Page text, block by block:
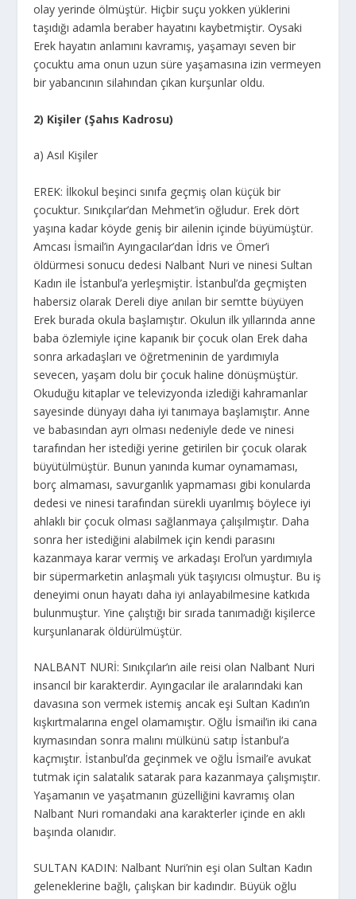
olay yerinde ölmüştür. Hiçbir suçu yokken yüklerini
taşıdığı adamla beraber hayatını kaybetmiştir. Oysaki
Erek hayatın anlamını kavramış, yaşamayı seven bir
çocuktu ama onun uzun süre yaşamasına izin vermeyen
bir yabancının silahından çıkan kurşunlar oldu.
2) Kişiler (Şahıs Kadrosu)
a) Asıl Kişiler
EREK: İlkokul beşinci sınıfa geçmiş olan küçük bir
çocuktur. Sınıkçılar’dan Mehmet’in oğludur. Erek dört
yaşına kadar köyde geniş bir ailenin içinde büyümüştür.
Amcası İsmail’in Ayıngacılar’dan İdris ve Ömer’i
öldürmesi sonucu dedesi Nalbant Nuri ve ninesi Sultan
Kadın ile İstanbul’a yerleşmiştir. İstanbul’da geçmişten
habersiz olarak Dereli diye anılan bir semtte büyüyen
Erek burada okula başlamıştır. Okulun ilk yıllarında anne
baba özlemiyle içine kapanık bir çocuk olan Erek daha
sonra arkadaşları ve öğretmeninin de yardımıyla
sevecen, yaşam dolu bir çocuk haline dönüşmüştür.
Okuduğu kitaplar ve televizyonda izlediği kahramanlar
sayesinde dünyayı daha iyi tanımaya başlamıştır. Anne
ve babasından ayrı olması nedeniyle dede ve ninesi
tarafından her istediği yerine getirilen bir çocuk olarak
büyütülmüştür. Bunun yanında kumar oynamaması,
borç almaması, savurganlık yapmaması gibi konularda
dedesi ve ninesi tarafından sürekli uyarılmış böylece iyi
ahlaklı bir çocuk olması sağlanmaya çalışılmıştır. Daha
sonra her istediğini alabilmek için kendi parasını
kazanmaya karar vermiş ve arkadaşı Erol’un yardımıyla
bir süpermarketin anlaşmalı yük taşıyıcısı olmuştur. Bu iş
deneyimi onun hayatı daha iyi anlayabilmesine katkıda
bulunmuştur. Yine çalıştığı bir sırada tanımadığı kişilerce
kurşunlanarak öldürülmüştür.
NALBANT NURİ: Sınıkçılar’ın aile reisi olan Nalbant Nuri
insancıl bir karakterdir. Ayıngacılar ile aralarındaki kan
davasına son vermek istemiş ancak eşi Sultan Kadın’ın
kışkırtmalarına engel olamamıştır. Oğlu İsmail’in iki cana
kıymasından sonra malını mülkünü satıp İstanbul’a
kaçmıştır. İstanbul’da geçinmek ve oğlu İsmail’e avukat
tutmak için salatalık satarak para kazanmaya çalışmıştır.
Yaşamanın ve yaşatmanın güzelliğini kavramış olan
Nalbant Nuri romandaki ana karakterler içinde en aklı
başında olanıdır.
SULTAN KADIN: Nalbant Nuri’nin eşi olan Sultan Kadın
geleneklerine bağlı, çalışkan bir kadındır. Büyük oğlu